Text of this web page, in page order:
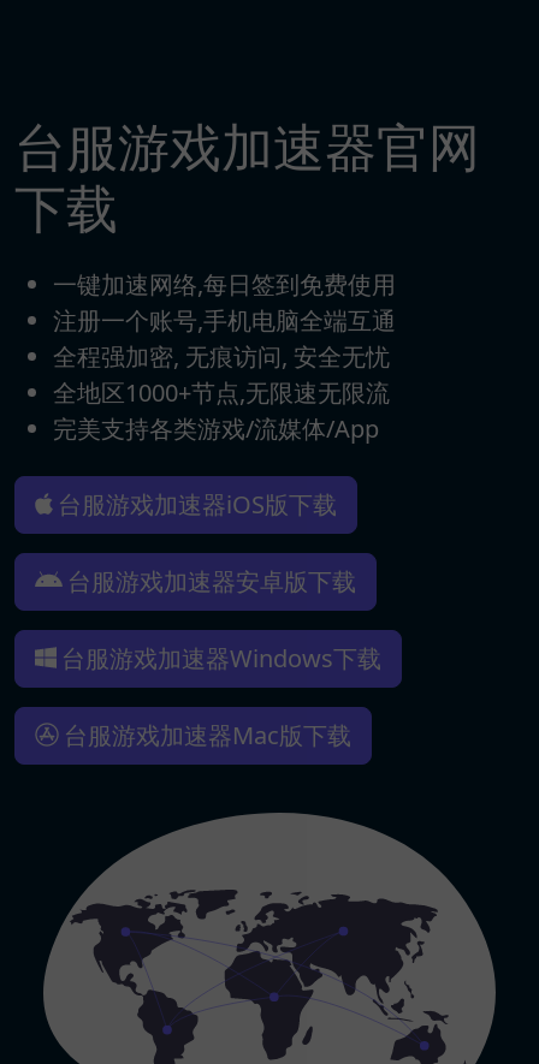
台服游戏加速器官网
下载
一键加速网络,每日签到免费使用
注册一个账号,手机电脑全端互通
全程强加密, 无痕访问, 安全无忧
全地区1000+节点,无限速无限流
完美支持各类游戏/流媒体/App
台服游戏加速器iOS版下载
台服游戏加速器安卓版下载
台服游戏加速器Windows下载
台服游戏加速器Mac版下载